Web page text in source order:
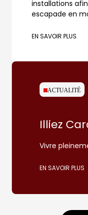
installations
escapade en
EN SAVOIR PLUS
ACTUALITÉ
Illiez
Vivre
EN SAVOIR PLUS